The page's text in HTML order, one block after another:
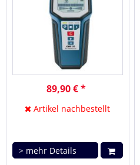
89,90 € *
Artikel nachbestellt
> mehr Details